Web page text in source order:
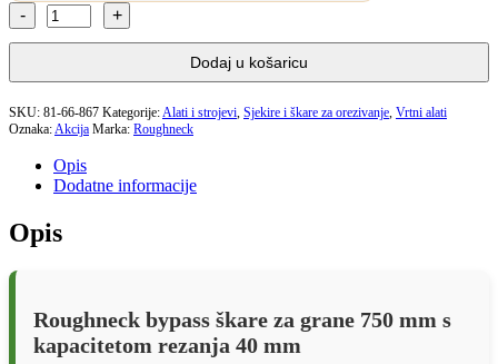
ROUGHNECK
ŠKARE
750MM
količina
Dodaj u košaricu
SKU: 81-66-867 Kategorije:Alati i strojevi, Sjekire i škare za orezivanje, Vrtni alati
Oznaka:Akcija Marka: Roughneck
Opis
Dodatne informacije
Opis
Roughneck bypass škare za grane 750 mm s
kapacitetom rezanja 40 mm